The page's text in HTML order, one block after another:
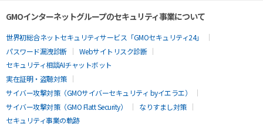
GMOインターネットグループのセキュリティ事業について
世界初総合ネットセキュリティサービス「GMOセキュリティ24」
パスワード漏洩診断
Webサイトリスク診断
セキュリティ相談AIチャットボット
実在証明・盗聴対策
サイバー攻撃対策（GMOサイバーセキュリティ byイエラエ）
サイバー攻撃対策（GMO Flatt Security）
なりすまし対策
セキュリティ事業の軌跡